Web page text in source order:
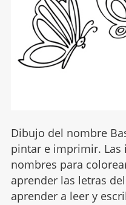
Dibujo del nombre
pintar e imprimir. Las
nombres para
aprender las letras
aprender a leer y